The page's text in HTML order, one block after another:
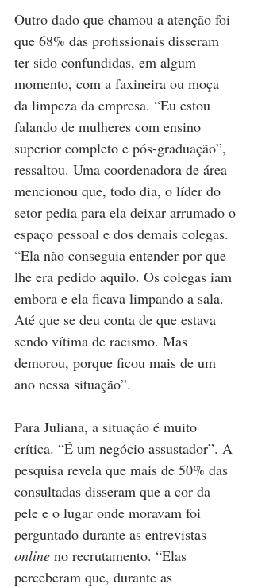
Outro dado que chamou a atenção foi
que 68% das profissionais disseram
ter sido confundidas, em algum
momento, com a faxineira ou moça
da limpeza da empresa. “Eu estou
falando de mulheres com ensino
superior completo e pós-graduação”,
ressaltou. Uma coordenadora de área
mencionou que, todo dia, o líder do
setor pedia para ela deixar arrumado o
espaço pessoal e dos demais colegas.
“Ela não conseguia entender por que
lhe era pedido aquilo. Os colegas iam
embora e ela ficava limpando a sala.
Até que se deu conta de que estava
sendo vítima de racismo. Mas
demorou, porque ficou mais de um
ano nessa situação”.
Para Juliana, a situação é muito
crítica. “É um negócio assustador”. A
pesquisa revela que mais de 50% das
consultadas disseram que a cor da
pele e o lugar onde moravam foi
perguntado durante as entrevistas
online no recrutamento. “Elas
perceberam que, durante as